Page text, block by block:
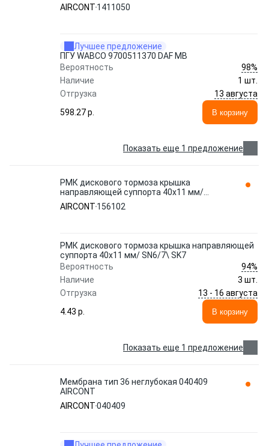
AIRCONT 1411050
Лучшее предложение
ПГУ WABCO 9700511370 DAF MB
Вероятность
98%
Наличие
1 шт.
Отгрузка
13 августа
598.27 p.
В корзину
Показать еще 1 предложение
РМК диcкового тормоза крышка
направляющей суппорта 40x11 мм/
SN6/7\ SK7 156102 AIRCONT
AIRCONT 156102
РМК диcкового тормоза крышка направляющей
суппорта 40x11 мм/ SN6/7\ SK7
Вероятность
94%
Наличие
3 шт.
Отгрузка
13 - 16 августа
4.43 p.
В корзину
Показать еще 1 предложение
Мембрана тип 36 неглубокая 040409
AIRCONT
AIRCONT040409